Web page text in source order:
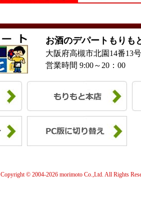
お酒のデパートもりも
大阪府高槻市北園14番13
営業時間 9:00～20：00
Copyright © 2004-2026 morimoto Co.,Ltd. All Rights